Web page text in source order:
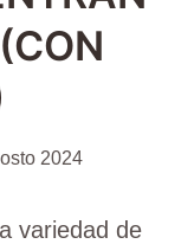
2024
variedad de